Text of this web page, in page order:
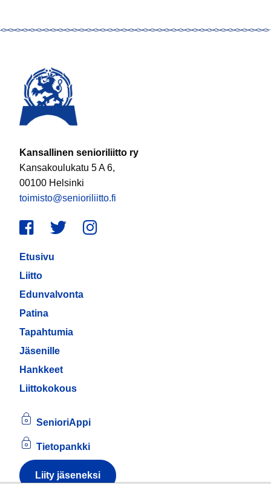
Kansallinen senioriliitto ry
Kansakoulukatu 5 A 6,
00100 Helsinki
toimisto@senioriliitto.fi
Facebook
TwitterInstagram
Etusivu
Liitto
Edunvalvonta
Patina
Tapahtumia
Jäsenille
Hankkeet
Liittokokous
SenioriAppi
Tietopankki
Liity jäseneksi